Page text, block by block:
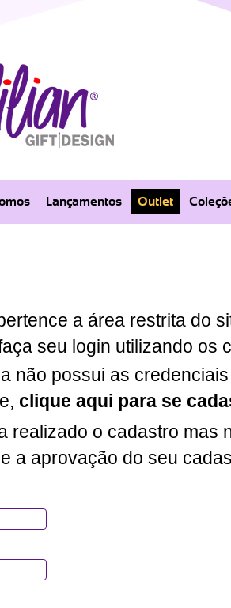
Lançamentos Outlet
a área restrita do
seu login utilizando os
não possui as
clique aqui para se
realizado o cadastro mas
a aprovação do seu